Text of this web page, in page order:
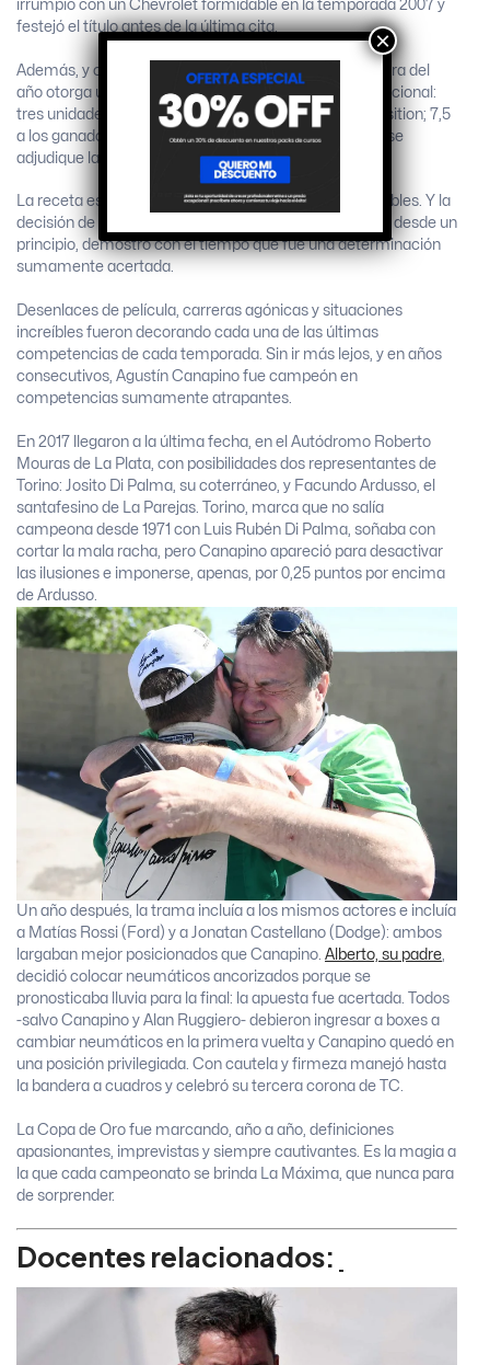
irrumpió con un Chevrolet formidable en la temporada 2007 y
festejó el título antes de la última cita.
Además, y como condimento especial, la última carrera del
año otorga un 50% más de puntos que una fecha tradicional:
tres unidades a aquel piloto que se alce con la pole position; 7,5
a los ganadores de las respectivas series y 60 a quien se
adjudique la victoria en la carrera final.
La receta está construida a base de ingredientes infalibles. Y la
decisión de implementar la Copa de Oro, cuestionada desde un
principio, demostró con el tiempo que fue una determinación
sumamente acertada.
Desenlaces de película, carreras agónicas y situaciones
increíbles fueron decorando cada una de las últimas
competencias de cada temporada. Sin ir más lejos, y en años
consecutivos, Agustín Canapino fue campeón en
competencias sumamente atrapantes.
En 2017 llegaron a la última fecha, en el Autódromo Roberto
Mouras de La Plata, con posibilidades dos representantes de
Torino: Josito Di Palma, su coterráneo, y Facundo Ardusso, el
santafesino de La Parejas. Torino, marca que no salía
campeona desde 1971 con Luis Rubén Di Palma, soñaba con
cortar la mala racha, pero Canapino apareció para desactivar
las ilusiones e imponerse, apenas, por 0,25 puntos por encima
de Ardusso.
Un año después, la trama incluía a los mismos actores e incluía
a Matías Rossi (Ford) y a Jonatan Castellano (Dodge): ambos
largaban mejor posicionados que Canapino. Alberto, su padre
decidió colocar neumáticos ancorizados porque se
pronosticaba lluvia para la final: la apuesta fue acertada. Todos
-salvo Canapino y Alan Ruggiero- debieron ingresar a boxes a
cambiar neumáticos en la primera vuelta y Canapino quedó en
una posición privilegiada. Con cautela y firmeza manejó hasta
la bandera a cuadros y celebró su tercera corona de TC.
La Copa de Oro fue marcando, año a año, definiciones
apasionantes, imprevistas y siempre cautivantes. Es la magia a
la que cada campeonato se brinda La Máxima, que nunca para
de sorprender.
Docentes relacionados:
×